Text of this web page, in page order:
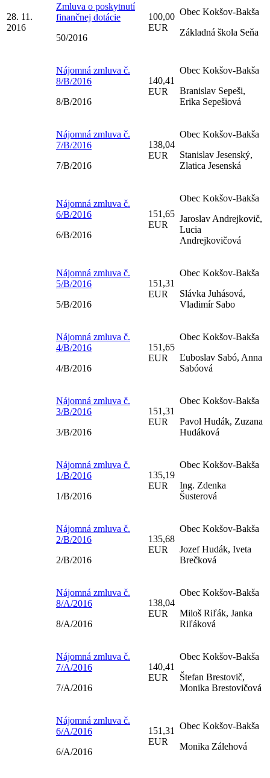
28. 11.
2016
Zmluva o poskytnutí
finančnej dotácie
50/2016
100,00
EUR
Obec Kokšov-Bakša
Základná škola Seňa
Nájomná zmluva č.
8/B/2016
8/B/2016
140,41
EUR
Obec Kokšov-Bakša
Branislav Sepeši,
Erika Sepešiová
Nájomná zmluva č.
7/B/2016
7/B/2016
138,04
EUR
Obec Kokšov-Bakša
Stanislav Jesenský,
Zlatica Jesenská
Nájomná zmluva č.
6/B/2016
6/B/2016
151,65
EUR
Obec Kokšov-Bakša
Jaroslav Andrejkovič,
Lucia
Andrejkovičová
Nájomná zmluva č.
5/B/2016
5/B/2016
151,31
EUR
Obec Kokšov-Bakša
Slávka Juhásová,
Vladimír Sabo
Nájomná zmluva č.
4/B/2016
4/B/2016
151,65
EUR
Obec Kokšov-Bakša
Ľuboslav Sabó, Anna
Sabóová
Nájomná zmluva č.
3/B/2016
3/B/2016
151,31
EUR
Obec Kokšov-Bakša
Pavol Hudák, Zuzana
Hudáková
Nájomná zmluva č.
1/B/2016
1/B/2016
135,19
EUR
Obec Kokšov-Bakša
Ing. Zdenka
Šusterová
Nájomná zmluva č.
2/B/2016
2/B/2016
135,68
EUR
Obec Kokšov-Bakša
Jozef Hudák, Iveta
Brečková
Nájomná zmluva č.
8/A/2016
8/A/2016
138,04
EUR
Obec Kokšov-Bakša
Miloš Riľák, Janka
Riľáková
Nájomná zmluva č.
7/A/2016
7/A/2016
140,41
EUR
Obec Kokšov-Bakša
Štefan Brestovič,
Monika Brestovičová
Nájomná zmluva č.
6/A/2016
6/A/2016
151,31
EUR
Obec Kokšov-Bakša
Monika Zálehová